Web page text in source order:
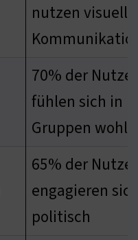
nutzen visuelle
70% der Nutzer
fühlen sich in
Gruppen
65% der Nutzer
engagieren
politisch